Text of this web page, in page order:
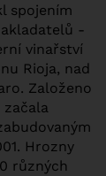
spojením
-
vinařství
Rioja, nad
Založeno
začala
Hrozny
různých